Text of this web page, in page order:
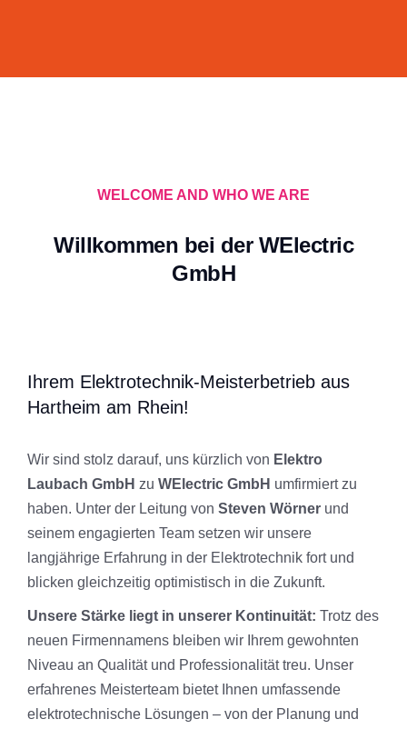
WELCOME AND WHO WE ARE
Willkommen bei der WElectric
GmbH
Ihrem Elektrotechnik-Meisterbetrieb aus
Hartheim am Rhein!
Wir sind stolz darauf, uns kürzlich von Elektro
Laubach GmbH zu WElectric GmbH umfirmiert zu
haben. Unter der Leitung von Steven Wörner und
seinem engagierten Team setzen wir unsere
langjährige Erfahrung in der Elektrotechnik fort und
blicken gleichzeitig optimistisch in die Zukunft.
Unsere Stärke liegt in unserer Kontinuität: Trotz des
neuen Firmennamens bleiben wir Ihrem gewohnten
Niveau an Qualität und Professionalität treu. Unser
erfahrenes Meisterteam bietet Ihnen umfassende
elektrotechnische Lösungen – von der Planung und